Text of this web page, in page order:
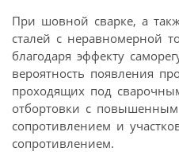
При шовной сварке, а
сталей с неравномерной
благодаря эффекту
вероятность появления
проходящих под
отбортовки с повышенным
сопротивлением и
сопротивлением.